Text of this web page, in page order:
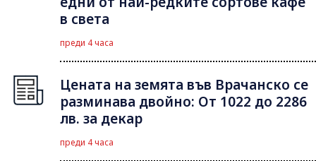
в света
преди 4 часа
Цената на земята във Врачанско се
разминава двойно: От 1022 до 2286
лв. за декар
преди 4 часа